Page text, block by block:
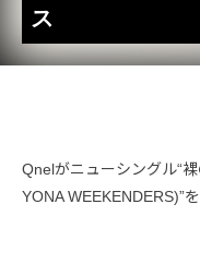
ス
Qnelがニューシングル“
YONA WEEKENDERS)”